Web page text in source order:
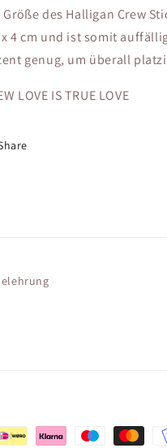
Größe des Halligan Crew
4 cm und ist somit
genug, um überall
LOVE IS TRUE LOVE